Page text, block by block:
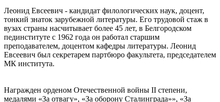
Леонид Евсеевич - кандидат филологических наук, доцент,
тонкий знаток зарубежной литературы. Его трудовой стаж в
вузах страны насчитывает более 45 лет, в Белгородском
пединституте с 1962 года он работал старшим
преподавателем, доцентом кафедры литературы. Леонид
Евсеевич был секретарем партбюро факультета, председателем
МК института.
Награжден орденом Отечественной войны II степени,
медалями «За отвагу», «За оборону Сталинграда»», «За